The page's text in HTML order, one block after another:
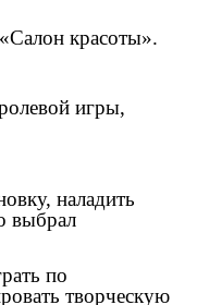
красоты».
игры,
наладить
выбрал
по
творческую